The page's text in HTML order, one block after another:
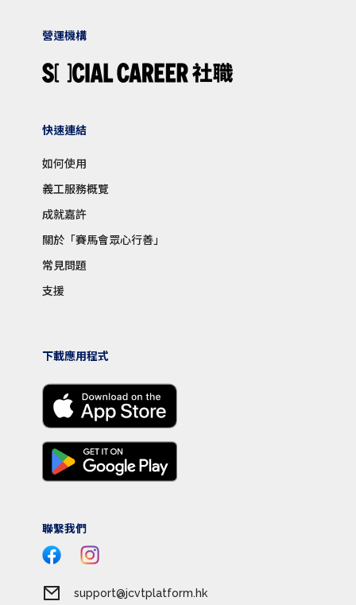
營運機構
快速連結
如何使用
義工服務概覽
成就嘉許
關於「賽馬會眾心行善」
常見問題
支援
下載應用程式
聯繫我們
support@jcvtplatform.hk